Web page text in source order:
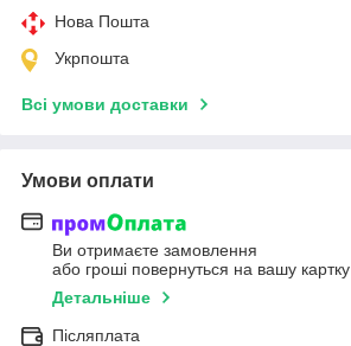
Нова Пошта
Укрпошта
Всі умови доставки
Умови оплати
Ви отримаєте замовлення
або гроші повернуться на вашу картку
Детальніше
Післяплата